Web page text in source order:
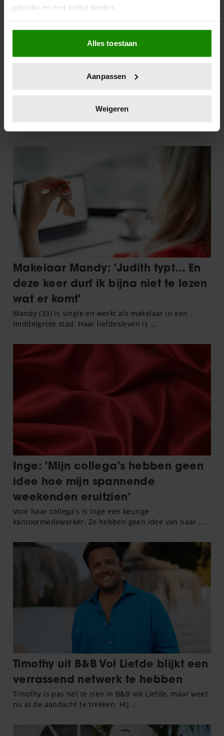
gebruikt en met welke doelen.
Als u het toestaat, willen we ook graag:
Informatie verzamelen over uw geografische
locatie, die tot een paar meter nauwkeurig kan zijn
scannen op specifieke eigenschappen (fingerprinting)
verwerkt en stel uw voorkeuren in het
intrekken in de Cookieverklaring.
en om ons websiteverkeer te analyseren. Ook delen we
informatie over uw gebruik van onze site met onze
partners voor social media, adverteren en analyse. Deze
partners kunnen deze gegevens combineren met andere
informatie die u aan ze heeft verstrekt of die ze hebben
verzameld op basis van uw gebruik van hun services. U
gaat akkoord met onze cookies als u onze website blijft
gebruiken.
Alles toestaan
Aanpassen
Weigeren